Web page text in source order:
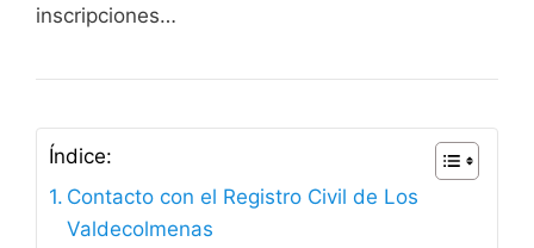
inscripciones…
Índice:
Contacto con el Registro Civil de Los
Valdecolmenas